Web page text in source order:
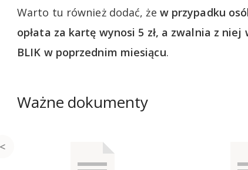
Warto tu również dodać, że w przypadku
opłata za kartę wynosi 5 zł, a zwalnia z
BLIK w poprzednim miesiącu.
Ważne dokumenty